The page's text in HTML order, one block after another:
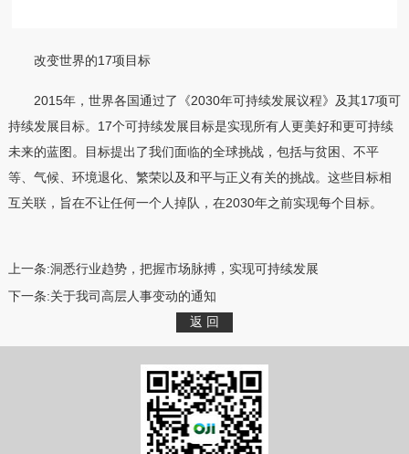
改变世界的17项目标
2015年，世界各国通过了《2030年可持续发展议程》及其17项可
持续发展目标。17个可持续发展目标是实现所有人更美好和更可持续
未来的蓝图。目标提出了我们面临的全球挑战，包括与贫困、不平
等、气候、环境退化、繁荣以及和平与正义有关的挑战。这些目标相
互关联，旨在不让任何一个人掉队，在2030年之前实现每个目标。
上一条:洞悉行业趋势，把握市场脉搏，实现可持续发展
下一条:关于我司高层人事变动的通知